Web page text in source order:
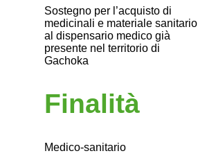
Sostegno per l’acquisto di
medicinali e materiale sanitario
al dispensario medico già
presente nel territorio di
Gachoka
Finalità
Medico-sanitario